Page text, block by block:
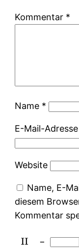
Kommentar *
Name *
E-Mail-Adresse
Website
Name, E-
diesem
Kommentar
−